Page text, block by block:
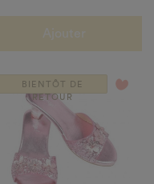
BIENTÔT DE
RETOUR
favorite_border